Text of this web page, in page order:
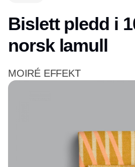
Bislett pledd i
norsk lamull
MOIRÉ EFFEKT